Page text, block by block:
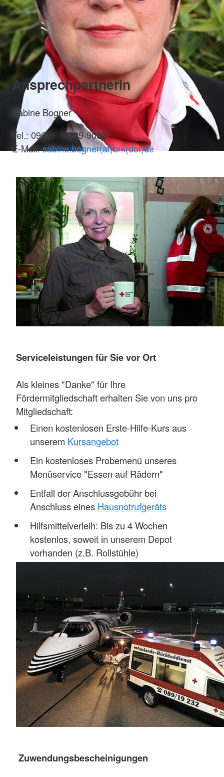
Ansprechpartnerin
Sabine Bogner
Tel.: 09621 16229-9002
E-Mail:sabine.bogner(at)brk(dot)de
Serviceleistungen für Sie vor Ort
Als kleines "Danke" für Ihre
Fördermitgliedschaft erhalten Sie von uns pro
Mitgliedschaft:
Einen kostenlosen Erste-Hilfe-Kurs aus
unserem Kursangebot
Ein kostenloses Probemenü unseres
Menüservice "Essen auf Rädern"
Entfall der Anschlussgebühr bei
Anschluss eines Hausnotrufgeräts
Hilfsmittelverleih: Bis zu 4 Wochen
kostenlos, soweit in unserem Depot
vorhanden (z.B. Rollstühle)
Zuwendungsbescheinigungen